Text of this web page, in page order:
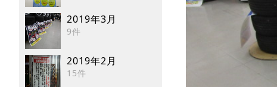
2019年3月
9件
2019年2月
15件